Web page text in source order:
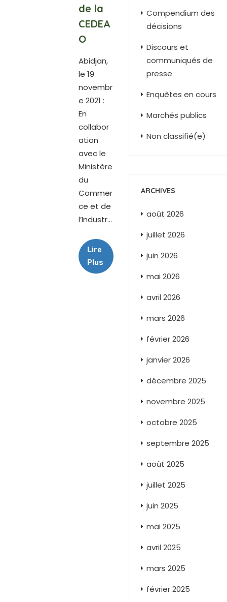
de la
CEDEA
O
Abidjan,
le 19
novembr
e 2021 :
En
collabor
ation
avec le
Ministère
du
Commer
ce et de
l’Industr...
Lire
Plus
Compendium des
décisions
Discours et
communiqués de
presse
Enquêtes en cours
Marchés publics
Non classifié(e)
ARCHIVES
août 2026
juillet 2026
juin 2026
mai 2026
avril 2026
mars 2026
février 2026
janvier 2026
décembre 2025
novembre 2025
octobre 2025
septembre 2025
août 2025
juillet 2025
juin 2025
mai 2025
avril 2025
mars 2025
février 2025